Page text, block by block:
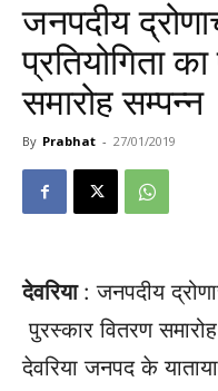
जनपदीय
प्रतियोगिता
समारोह सम्पन्न
By Prabhat - 27/01/2019
देवरिया : जनपदीय
पुरस्कार वितरण
देवरिया जनपद के